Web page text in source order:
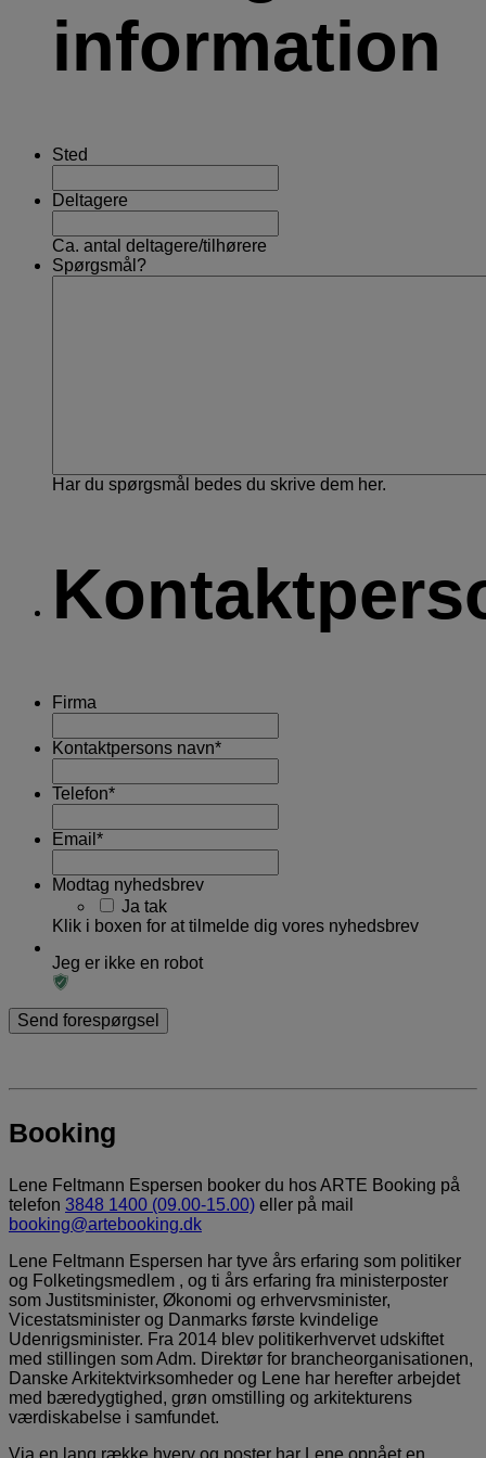
information
Sted
Deltagere
Ca. antal deltagere/tilhørere
Spørgsmål?
Har du spørgsmål bedes du skrive dem her.
Firma
Kontaktpersons navn*
Telefon*
Email *
Modtag nyhedsbrev
Ja tak
Klik i boxen for at tilmelde dig vores nyhedsbrev
Jeg er ikke en robot
Booking
Lene Feltmann Espersen booker du hos ARTE Booking på
telefon 3848 1400 (09.00-15.00) eller på mail
booking@artebooking.dk
Lene Feltmann Espersen har tyve års erfaring som politiker
og Folketingsmedlem , og ti års erfaring fra ministerposter
som Justitsminister, Økonomi og erhvervsminister,
Vicestatsminister og Danmarks første kvindelige
Udenrigsminister. Fra 2014 blev politikerhvervet udskiftet
med stillingen som Adm. Direktør for brancheorganisationen,
Danske Arkitektvirksomheder og Lene har herefter arbejdet
med bæredygtighed, grøn omstilling og arkitekturens
værdiskabelse i samfundet.
Via en lang række hverv og poster har Lene opnået en